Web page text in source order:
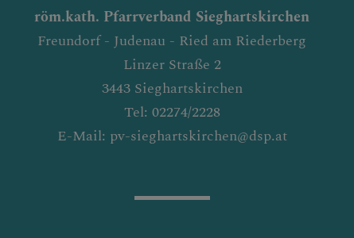
röm.kath. Pfarrverband Sieghartskirchen
Freundorf - Judenau - Ried am Riederberg
Linzer Straße 2
3443 Sieghartskirchen
Tel: 02274/2228
E-Mail: pv-sieghartskirchen@dsp.at